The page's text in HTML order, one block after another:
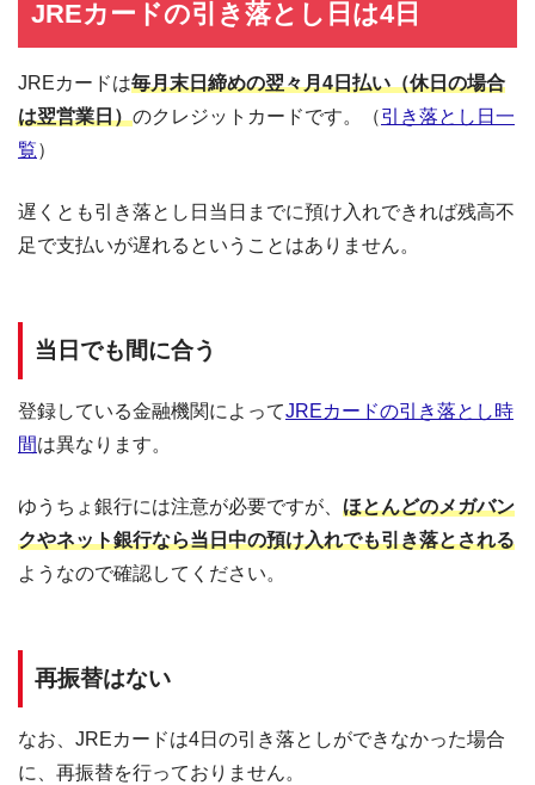
JREカードの引き落とし日は4日
JREカードは毎月末日締めの翌々月4日払い（休日の場合
は翌営業日）のクレジットカードです。（引き落とし日一
覧）
遅くとも引き落とし日当日までに預け入れできれば残高不
足で支払いが遅れるということはありません。
当日でも間に合う
登録している金融機関によってJREカードの引き落とし時
間は異なります。
ゆうちょ銀行には注意が必要ですが、 ほとんどのメガバン
クやネット銀行なら当日中の預け入れでも引き落とされる
ようなので確認してください。
再振替はない
なお、JREカードは4日の引き落としができなかった場合
に、再振替を行っておりません。